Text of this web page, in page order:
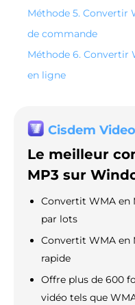
Méthode 5. Convertir
de commande
Méthode 6. Convertir
en ligne
Cisdem
Le meilleur
MP3 sur
Convertit WMA en
par lots
Convertit WMA en
rapide
Offre plus de 600
vidéo tels que